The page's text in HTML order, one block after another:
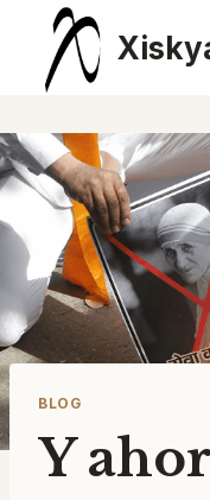
Saltar
contenido
BLOG
Y